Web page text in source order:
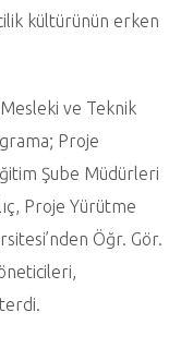
kültürünün erken
ve Teknik
Proje
Şube Müdürleri
Proje Yürütme
Öğr. Gör.